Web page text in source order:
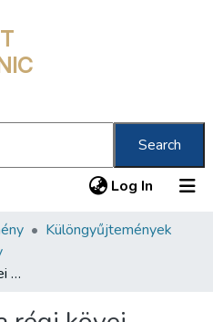
Search
Log In (current)
Különgyűjtemények
Amit a Citadella régi kövei mesélnek